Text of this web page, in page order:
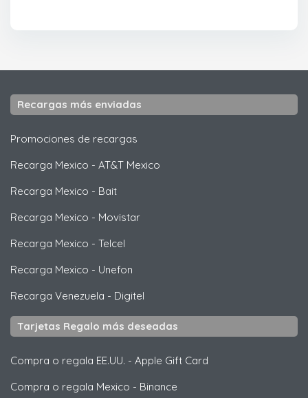
Recargas más enviadas
Promociones de recargas
Recarga Mexico - AT&T Mexico
Recarga Mexico - Bait
Recarga Mexico - Movistar
Recarga Mexico - Telcel
Recarga Mexico - Unefon
Recarga Venezuela - Digitel
Tarjetas Regalo más deseadas
Compra o regala EE.UU. - Apple Gift Card
Compra o regala Mexico - Binance